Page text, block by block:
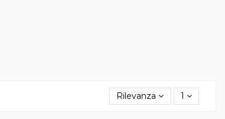
Rilevanza 1